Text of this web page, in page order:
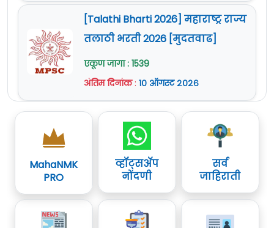
[Talathi Bharti 2026] महाराष्ट्र राज्य
तलाठी भरती 2026 [मुदतवाढ]
एकूण जागा : 1539
अंतिम दिनांक: १० ऑगस्ट २०२६
MahaNMK
PRO
व्हॉट्सॲप
नोंदणी
सर्व
जाहिराती